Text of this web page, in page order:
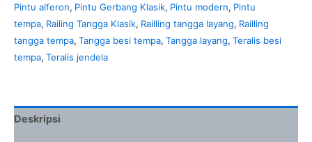
Pintu alferon, Pintu Gerbang Klasik, Pintu modern, Pintu
tempa, Railing Tangga Klasik, Railling tangga layang, Railling
tangga tempa, Tangga besi tempa, Tangga layang, Teralis besi
tempa, Teralis jendela
Deskripsi